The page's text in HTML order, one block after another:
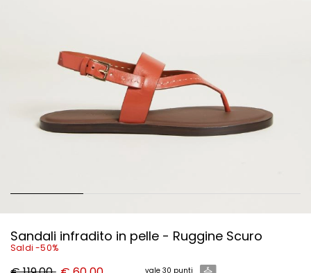
Sandali infradito in pelle - Ruggine Scuro
Saldi -50%
Prezzo
Nuovo
vale 30 punti